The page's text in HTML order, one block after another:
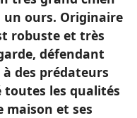
un ours. Originaire
robuste et très
défendant
des prédateurs
toutes les qualités
maison et ses